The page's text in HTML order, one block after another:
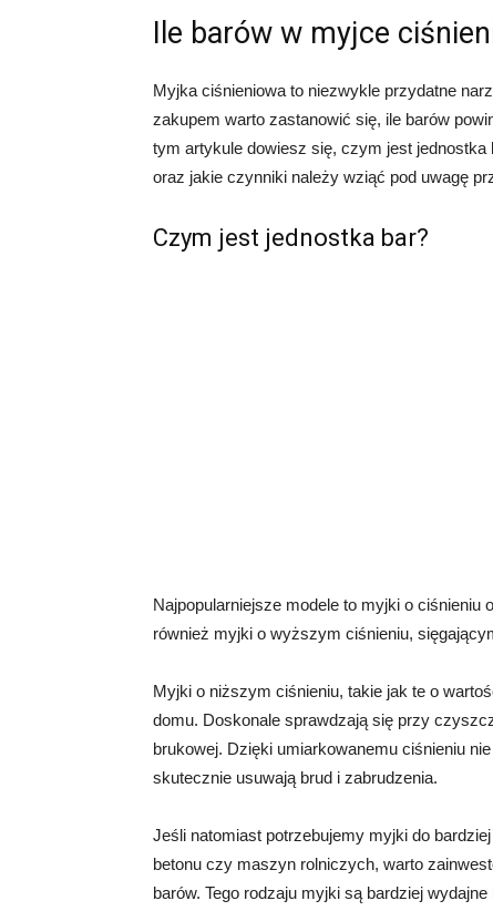
Ile barów w myjce
Myjka ciśnieniowa to niezwykle przydatne
zakupem warto zastanowić się, ile barów
tym artykule dowiesz się, czym jest
oraz jakie czynniki należy wziąć pod uwagę
Czym jest jednostka bar?
Najpopularniejsze modele to myjki o ciśnieniu
również myjki o wyższym ciśnieniu,
Myjki o niższym ciśnieniu, takie jak te o
domu. Doskonale sprawdzają się przy
brukowej. Dzięki umiarkowanemu ciśnieniu
skutecznie usuwają brud i zabrudzenia.
Jeśli natomiast potrzebujemy myjki do
betonu czy maszyn rolniczych, warto
barów. Tego rodzaju myjki są bardziej